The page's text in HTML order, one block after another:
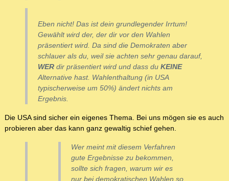
Eben nicht! Das ist dein grundlegender Irrtum!
Gewählt wird der, der dir vor den Wahlen
präsentiert wird. Da sind die Demokraten aber
schlauer als du, weil sie achten sehr genau darauf,
WER dir präsentiert wird und dass du KEINE
Alternative hast. Wahlenthaltung (in USA
typischerweise um 50%) ändert nichts am
Ergebnis.
Die USA sind sicher ein eigenes Thema. Bei uns mögen sie es auch
probieren aber das kann ganz gewaltig schief gehen.
Wer meint mit diesem Verfahren
gute Ergebnisse zu bekommen,
sollte sich fragen, warum wir es
nur bei demokratischen Wahlen so